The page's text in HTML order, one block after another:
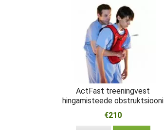
ActFast treeningvest
hingamisteede obstruktsiooni
jaoks
€210